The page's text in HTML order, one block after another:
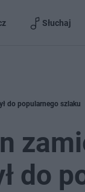
Słuchaj
do popularnego szlaku
do